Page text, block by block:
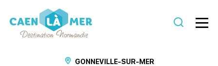
GONNEVILLE-SUR-MER